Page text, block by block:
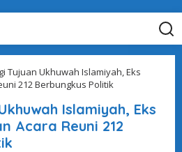
Tujuan Ukhuwah Islamiyah, Eks
212 Berbungkus Politik
Islamiyah, Eks
Acara Reuni 212